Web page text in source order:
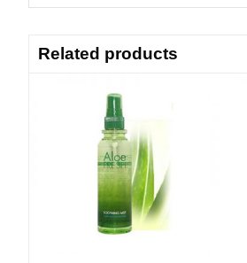
Related products